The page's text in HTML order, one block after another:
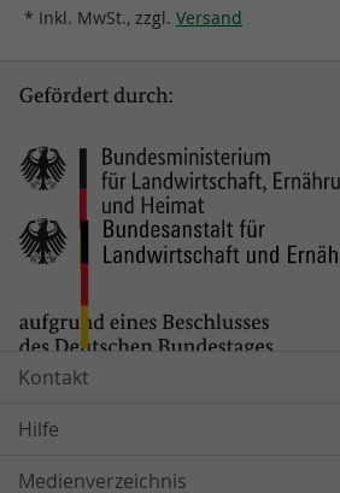
* Inkl. MwSt., zzgl. Versand
Kontakt
Hilfe
Medienverzeichnis